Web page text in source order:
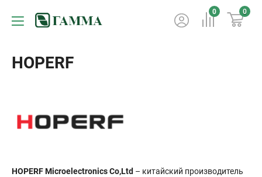
0 0
HOPERF
HOPERF Microelectronics Co,Ltd – китайский производитель